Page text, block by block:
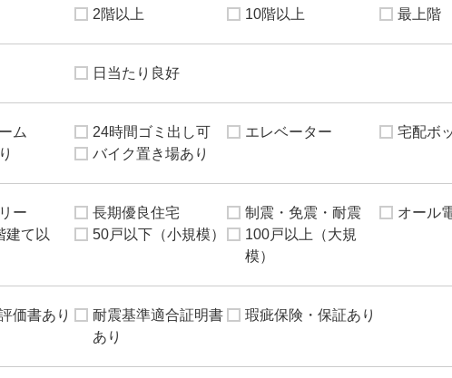
2階以上 10階以上 最上階
日当たり良好
ム 24時間ゴミ出し可 エレベーター 宅配ボ
バイク置き場あり
ー 長期優良住宅 制震・免震・耐震 オール
建て以
50戸以下（小規模）
100戸以上（大規
模）
価書あり
耐震基準適合証明書
あり
瑕疵保険・保証あり